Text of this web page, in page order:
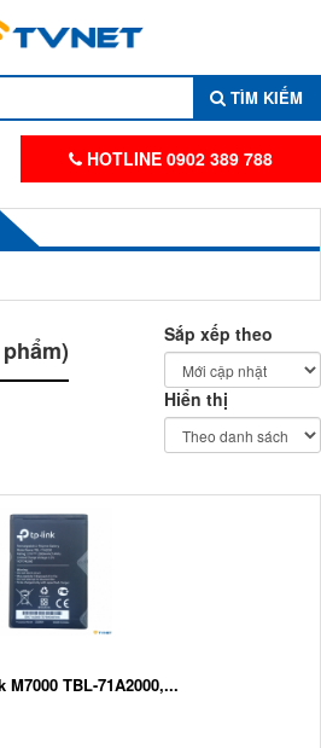
TÌM KIẾM
HOTLINE 0902 389 788
Sắp xếp theo
Hiển thị
M7000 TBL-71A2000,...